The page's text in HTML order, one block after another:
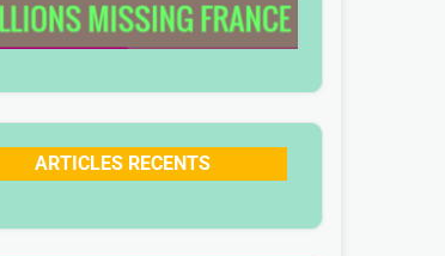
ARTICLES RECENTS